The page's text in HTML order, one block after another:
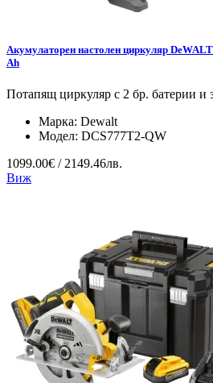
Акумулаторен настолен циркуляр
Ah
Потапящ циркуляр с 2 бр. батерии и
Марка: Dewalt
Модел: DCS777T2-QW
1099.00€ / 2149.46лв.
Виж